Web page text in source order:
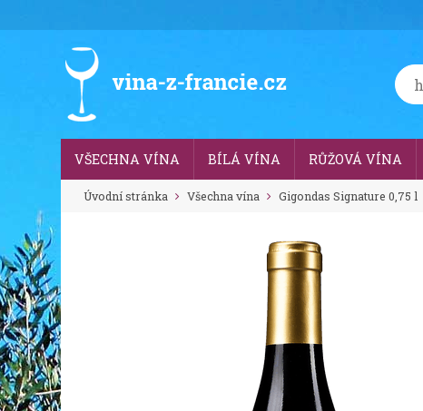
VŠECHNA VÍNA BÍLÁ VÍNA RŮŽOVÁ VÍNA
Úvodní stránka Všechna vína Gigondas Signature 0,75 l